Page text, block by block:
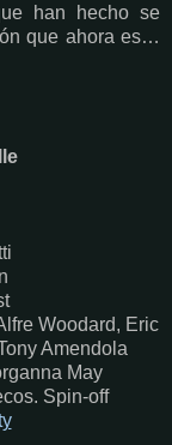
han hecho se
que ahora es…
Woodard, Eric
Amendola
May
Spin-off